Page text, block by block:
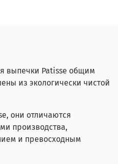
выпечки Patisse общим
из экологически чистой
они отличаются
производства,
и превосходным